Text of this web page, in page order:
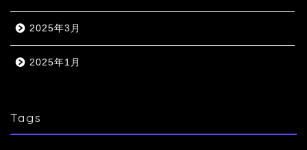
2025年3月
2025年1月
Tags